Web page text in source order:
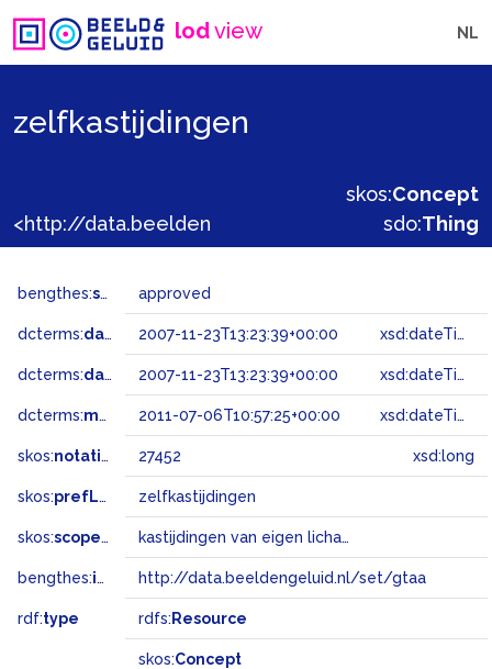
lodview NL
zelfkastijdingen
skos:Concept
sdo:Thing
bengthes:status approved
dcterms:dateAccepted 2007-11-23T13:23:39+00:00 xsd:dateTime
dcterms:dateSubmitted 2007-11-23T13:23:39+00:00 xsd:dateTime
dcterms:modified 2011-07-06T10:57:25+00:00 xsd:dateTime
skos:notation 27452 xsd:long
skos:prefLabel zelfkastijdingen
skos:scopeNote kastijdingen van eigen lichaam of geest, voortkomend uit religieuze overtuiging
bengthes:inSet http://data.beeldengeluid.nl/set/gtaa
rdf:type rdfs: Resource
skos:Concept